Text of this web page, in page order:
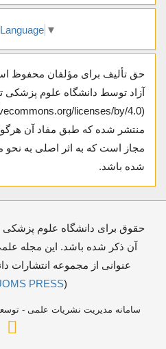
▼
حق تألیف برای مؤلفان محفوظ
آزاد توسط دانشگاه علوم پزشکی
licenses/by/4.0)
منتشر شده که طبق مفاد آن
مجاز است که به اثر اصلی به نحو
شده باشد.
حقوق برای دانشگاه علوم
آن ذکر شده باشد. این مجله
عنوانی از مجموعه انتشارات
(
PRESS
سامانه مدیریت نشریات علمی -